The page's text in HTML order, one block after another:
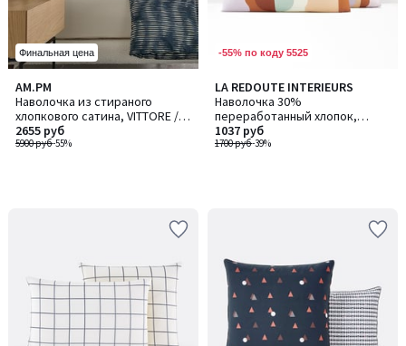
Финальная цена
AM.PM
Наволочка из стираного
хлопкового сатина, VITTORE /
ВИТТОР
5900 руб-55%
2655 руб
-55% по коду 5525
LA REDOUTE INTERIEURS
Наволочка 30%
переработанный хлопок,
Karmélie / Кармели
1700 руб-39%
1037 руб